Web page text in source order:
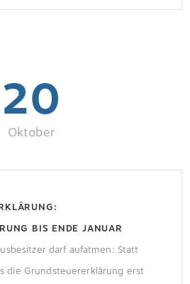
20
Oktober
BIS ENDE JANUAR
darf aufatmen: Statt
die Grundsteuererklärung erst